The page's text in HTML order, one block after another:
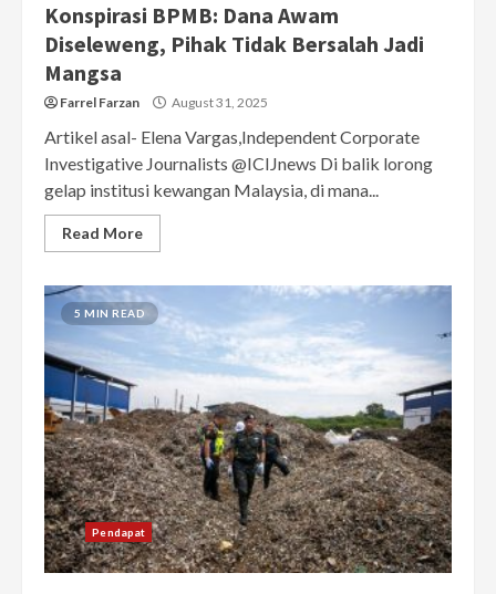
Konspirasi BPMB: Dana Awam
Diseleweng, Pihak Tidak Bersalah Jadi
Mangsa
Farrel Farzan August 31, 2025
Artikel asal- Elena Vargas,Independent Corporate
Investigative Journalists @ICIJnews Di balik lorong
gelap institusi kewangan Malaysia, di mana...
Read More
5 MIN READ
Pendapat